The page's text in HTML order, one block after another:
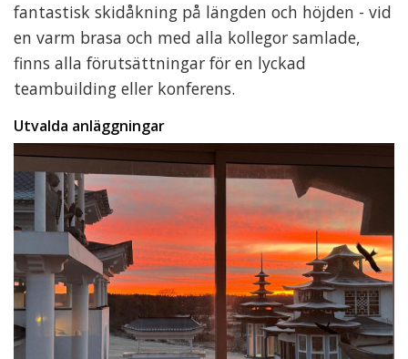
fantastisk skidåkning på längden och höjden - vid
en varm brasa och med alla kollegor samlade,
finns alla förutsättningar för en lyckad
teambuilding eller konferens.
Utvalda anläggningar